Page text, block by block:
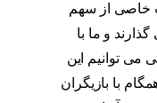
خاصی از سهم
و ما با
می توانیم این
با بازیگران